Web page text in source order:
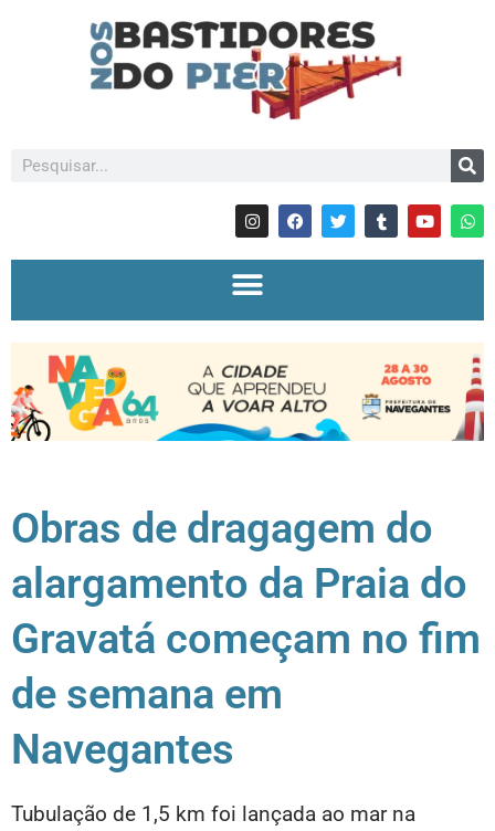
Obras de dragagem do
alargamento da Praia do
Gravatá começam no fim
de semana em
Navegantes
Tubulação de 1,5 km foi lançada ao mar na